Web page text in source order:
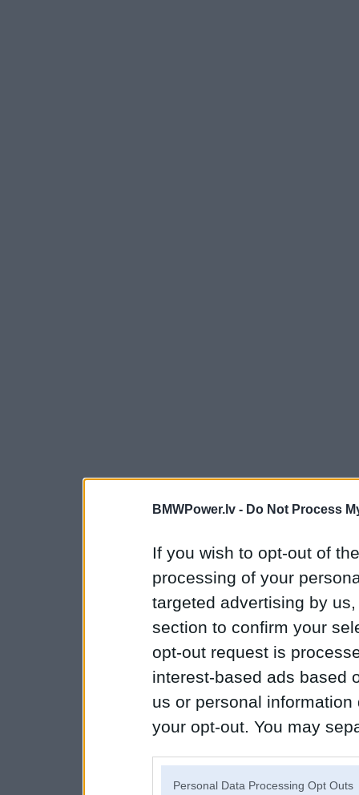
BMWPower.lv - Do Not Process
If you wish to opt-out of
processing of your
targeted advertising by
section to confirm your
opt-out request is
interest-based ads based
us or personal
your opt-out. You may
Personal Data Processing Opt Outs